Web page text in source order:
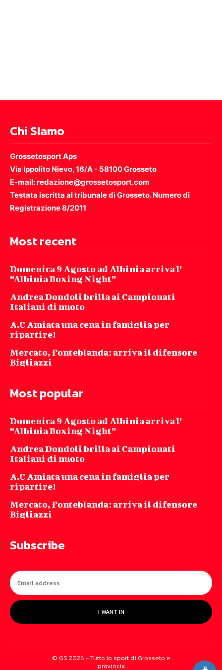
Chi SIamo
Grossetosport Aps
Via Ippolito Nievo, 16/A - 58100 Grosseto
E-mail: redazione@grossetosport.com
Testata iscritta al tribunale di Grosseto. Numero di
Registrazione 8/2011
Most recent
Domenica 9 Agosto ad Albinia arriva l’
“Albinia Boxing Night”
Andrea Dondoli brilla ai Campionati
Italiani di nuoto
A.C Amiata una cena in famiglia per
ripartire!
Mercato, Fonteblanda: arriva il difensore
Bigliazzi
Most popular
Domenica 9 Agosto ad Albinia arriva l’
“Albinia Boxing Night”
Andrea Dondoli brilla ai Campionati
Italiani di nuoto
A.C Amiata una cena in famiglia per
ripartire!
Mercato, Fonteblanda: arriva il difensore
Bigliazzi
Subscribe
I WANT IN
© GS 2026 - Tutto lo sport di Grosseto e
provincia